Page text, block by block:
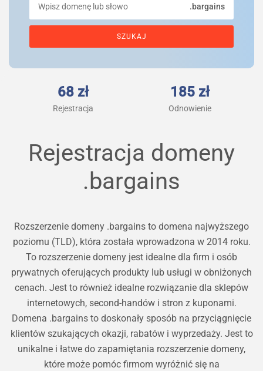
.bargains
68 zł
Rejestracja
185 zł
Odnowienie
Rejestracja domeny
.bargains
Rozszerzenie domeny .bargains to domena najwyższego
poziomu (TLD), która została wprowadzona w 2014 roku.
To rozszerzenie domeny jest idealne dla firm i osób
prywatnych oferujących produkty lub usługi w obniżonych
cenach. Jest to również idealne rozwiązanie dla sklepów
internetowych, second-handów i stron z kuponami.
Domena .bargains to doskonały sposób na przyciągnięcie
klientów szukających okazji, rabatów i wyprzedaży. Jest to
unikalne i łatwe do zapamiętania rozszerzenie domeny,
które może pomóc firmom wyróżnić się na